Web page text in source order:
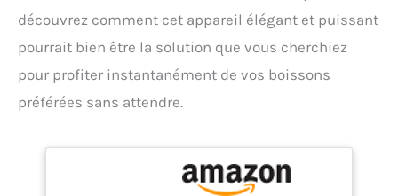
découvrez comment cet appareil élégant et puissant
pourrait bien être la solution que vous cherchiez
pour profiter instantanément de vos boissons
préférées sans attendre.